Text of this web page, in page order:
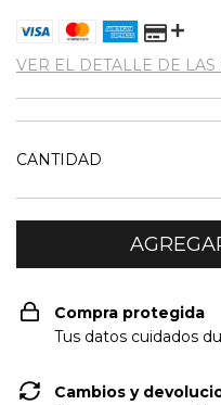
VER EL DETALLE DE LAS
CANTIDAD
Compra protegida
Tus datos cuidados
Cambios y